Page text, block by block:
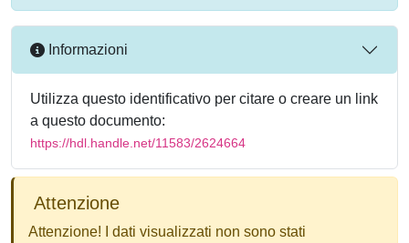
Informazioni
Utilizza questo identificativo per citare o creare un link
a questo documento:
https://hdl.handle.net/11583/2624664
Attenzione
Attenzione! I dati visualizzati non sono stati